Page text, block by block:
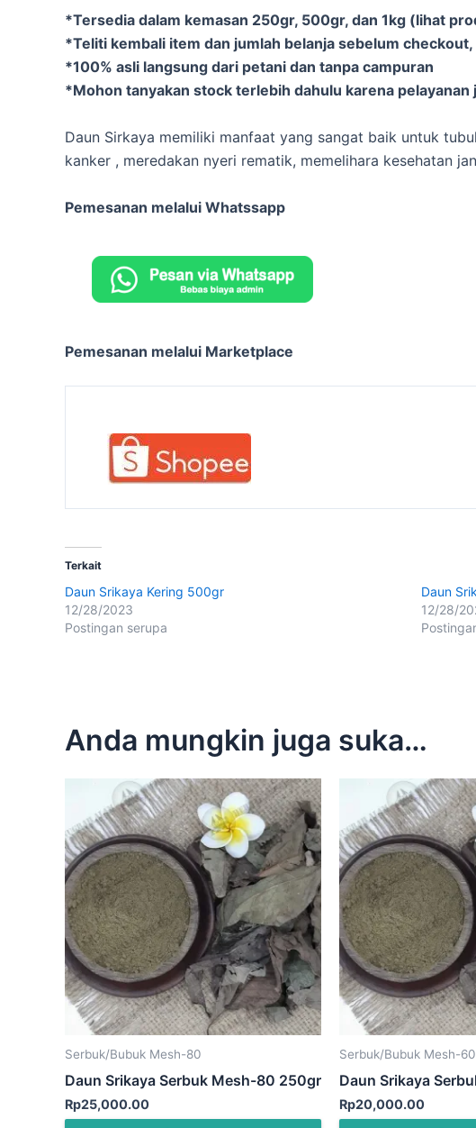
*Tersedia dalam kemasan 250gr, 500gr, dan 1kg (lihat
*Teliti kembali item dan jumlah belanja sebelum
*100% asli langsung dari petani dan tanpa campuran
*Mohon tanyakan stock terlebih dahulu karena
Daun Sirkaya memiliki manfaat yang sangat baik untuk
kanker , meredakan nyeri rematik, memelihara kesehatan
Pemesanan melalui Whatssapp
Pemesanan melalui Marketplace
Terkait
Daun Srikaya Kering 500gr
12/28/2023
Postingan serupa
Daun
12/28/
Anda mungkin juga suka…
Serbuk/Bubuk Mesh-80
Daun Srikaya Serbuk Mesh-80 250gr
Rp25,000.00
Serbuk/Bubuk Mesh-60
Daun Srikaya
Rp20,000.00